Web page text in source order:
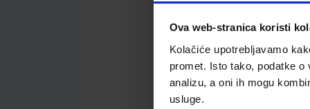
Ova web-stranica koristi
Kolačiće upotrebljavamo
promet. Isto tako, podatke
analizu, a oni ih mogu
usluge.